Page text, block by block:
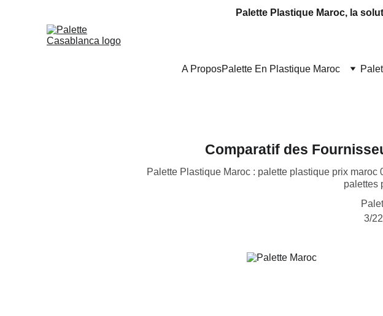
Palette Plastique Maroc, la
A ProposPalette En Plastique Maroc
Comparatif des
Palette Plastique Maroc : palette plastique prix
palettes
3/